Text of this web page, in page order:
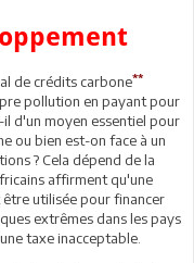
de crédits carbone**
pollution en payant pour
d'un moyen essentiel pour
ou bien est-on face à un
? Cela dépend de la
affirment qu'une
utilisée pour financer
extrêmes dans les pays
taxe inacceptable.